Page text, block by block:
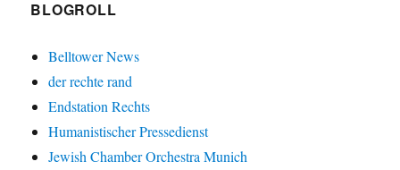
BLOGROLL
Belltower News
der rechte rand
Endstation Rechts
Humanistischer Pressedienst
Jewish Chamber Orchestra Munich